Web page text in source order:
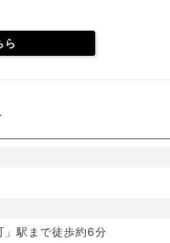
ら
」駅まで徒歩約6分